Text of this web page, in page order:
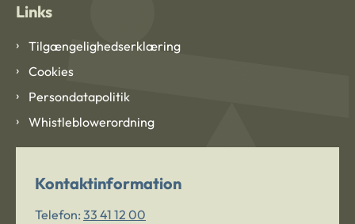
Links
Tilgængelighedserklæring
Cookies
Persondatapolitik
Whistleblowerordning
Kontaktinformation
Telefon: 33 41 12 00